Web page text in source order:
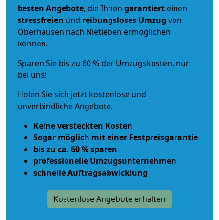
besten Angebote, die Ihnen garantiert einen
stressfreien und reibungsloses Umzug von
Oberhausen nach Nietleben ermöglichen
können.
Sparen Sie bis zu 60 % der Umzugskosten, nur
bei uns!
Holen Sie sich jetzt kostenlose und
unverbindliche Angebote.
Keine versteckten Kosten
Sogar möglich mit einer Festpreisgarantie
bis zu ca. 60 % sparen
professionelle Umzugsunternehmen
schnelle Auftragsabwicklung
Kostenlose Angebote erhalten